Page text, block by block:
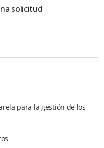
solicitud
para la gestión de los